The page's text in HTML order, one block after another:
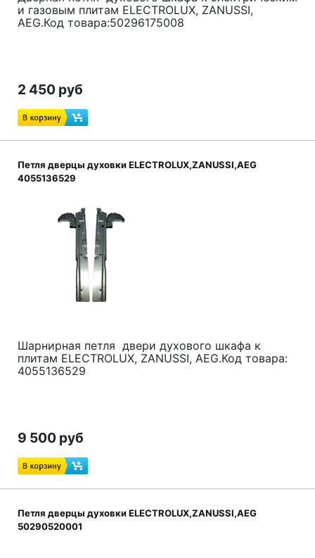
и газовым плитам ELECTROLUX, ZANUSSI,
AEG.Код товара:50296175008
2 450 руб
Петля дверцы духовки ELECTROLUX,ZANUSSI,AEG
4055136529
Шарнирная петля двери духового шкафа к
плитам ELECTROLUX, ZANUSSI, AEG.Код товара:
4055136529
9 500 руб
Петля дверцы духовки ELECTROLUX,ZANUSSI,AEG
50290520001